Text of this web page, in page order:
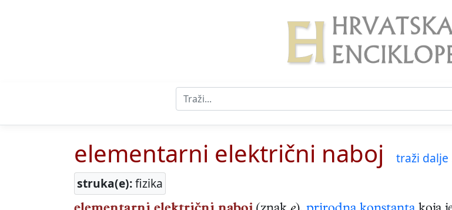
elementarni električni naboj
traži dalje
struka(e):fizika